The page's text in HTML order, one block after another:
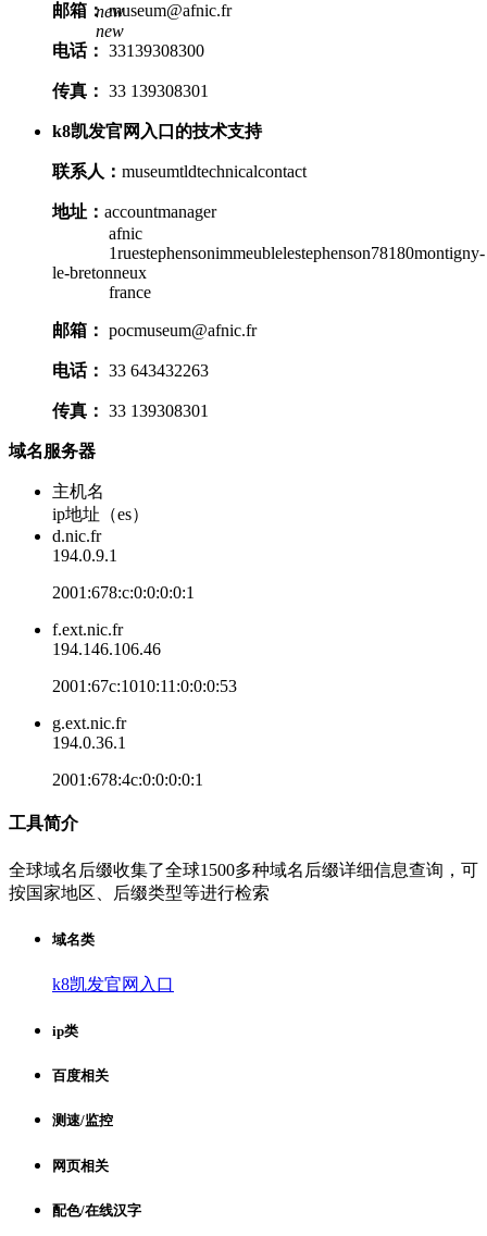
new
new
邮箱： museum@afnic.fr
电话： 33139308300
传真： 33 139308301
k8凯发官网入口的技术支持
联系人： museumtldtechnicalcontact
地址： accountmanager
afnic
1ruestephensonimmeublelestephenson78180montigny-
le-bretonneux
france
邮箱： pocmuseum@afnic.fr
电话： 33 643432263
传真： 33 139308301
域名服务器
主机名
ip地址（es）
d.nic.fr
194.0.9.1
2001:678:c:0:0:0:0:1
f.ext.nic.fr
194.146.106.46
2001:67c:1010:11:0:0:0:53
g.ext.nic.fr
194.0.36.1
2001:678:4c:0:0:0:0:1
工具简介
全球域名后缀收集了全球1500多种域名后缀详细信息查询，可
按国家地区、后缀类型等进行检索
域名类
k8凯发官网入口
ip类
百度相关
测速/监控
网页相关
配色/在线汉字